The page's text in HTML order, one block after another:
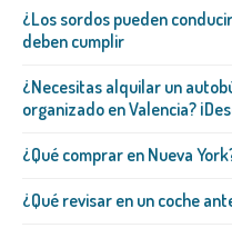
¿Los sordos pueden
deben cumplir
¿Necesitas alquilar un
organizado en Valencia?
¿Qué comprar en Nueva
¿Qué revisar en un coche